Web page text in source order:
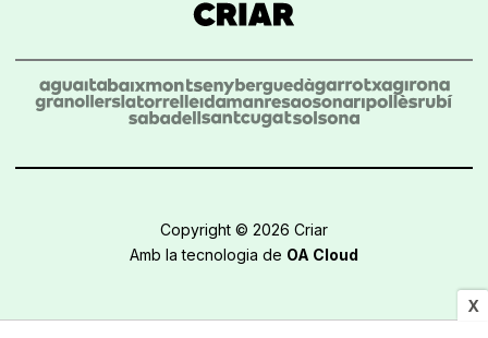
X
Copyright © 2026 Criar
Amb la tecnologia de OA Cloud